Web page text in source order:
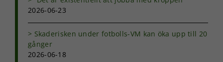
2026-06-23
Skaderisken under fotbolls-VM kan öka upp till 20
gånger
2026-06-18